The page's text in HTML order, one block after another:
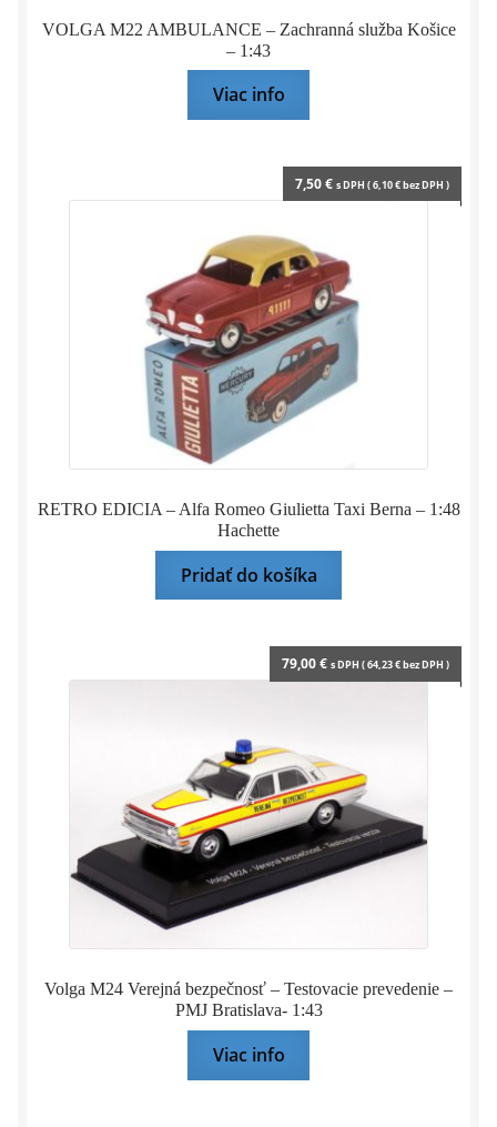
VOLGA M22 AMBULANCE – Zachranná služba Košice
– 1:43
Viac info
RETRO EDICIA – Alfa Romeo Giulietta Taxi Berna – 1:48
Hachette
7,50€ s DPH (6,10€bez DPH )
Pridať do košíka
Volga M24 Verejná bezpečnosť – Testovacie prevedenie –
PMJ Bratislava- 1:43
79,00€ s DPH (64,23€bez DPH )
Viac info